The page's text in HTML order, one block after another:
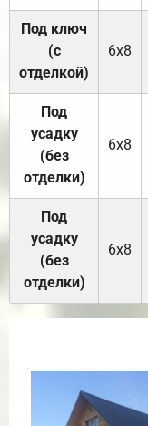
Под ключ
(с
отделкой)
6х8
Под
усадку
(без
отделки)
6х8
Под
усадку
(без
отделки)
6х8